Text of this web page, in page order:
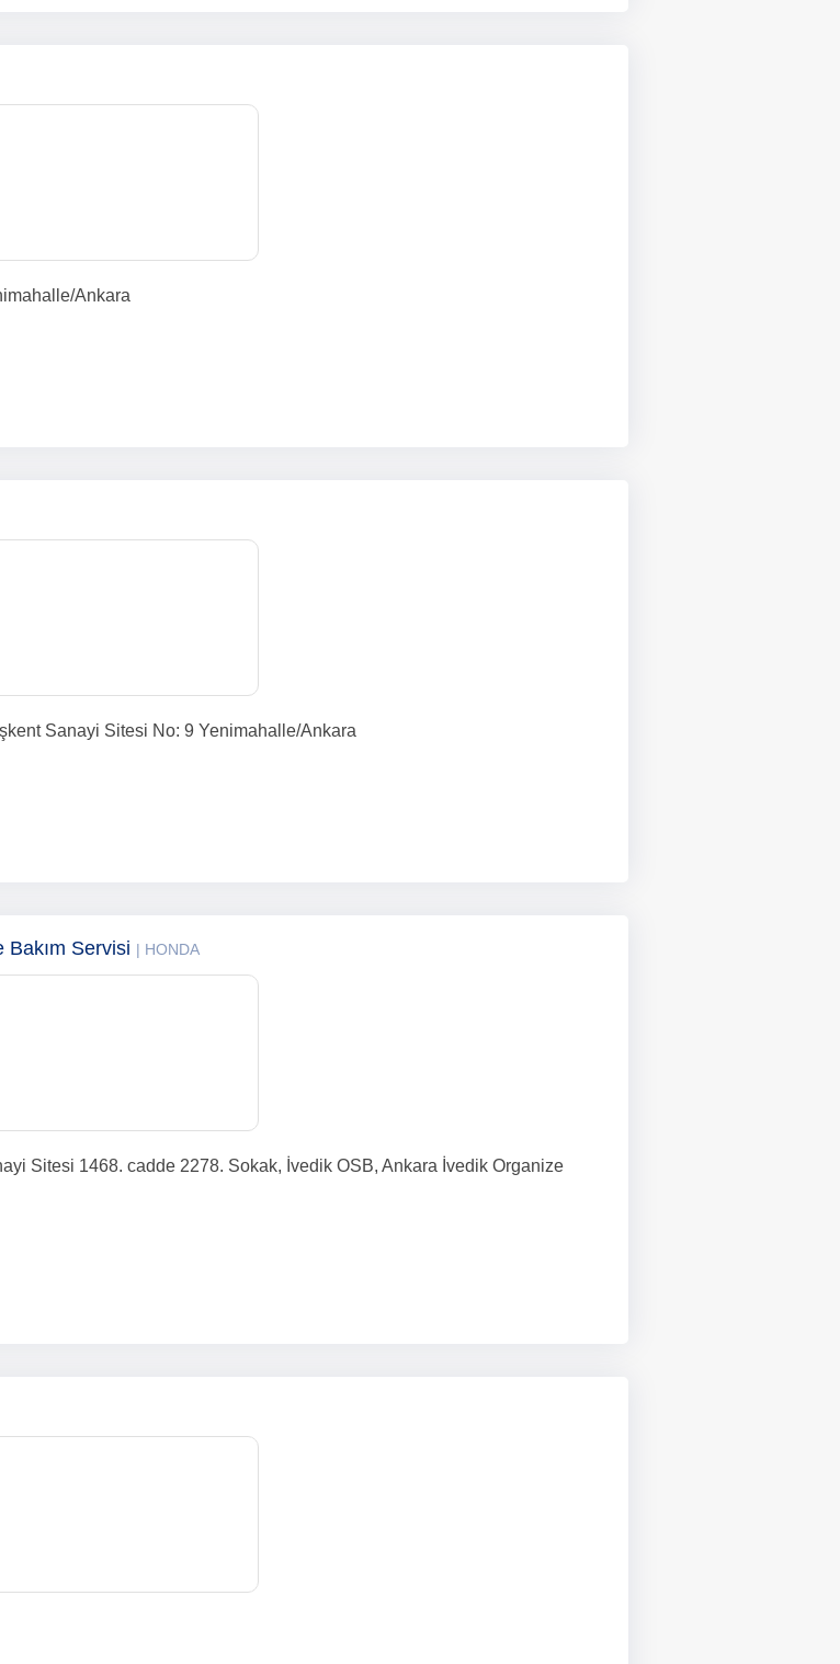
Ankara
Sanayi Sitesi No: 9 Yenimahalle/Ankara
Servisi | HONDA
Sitesi 1468. cadde 2278. Sokak, İvedik OSB, Ankara İvedik Organize